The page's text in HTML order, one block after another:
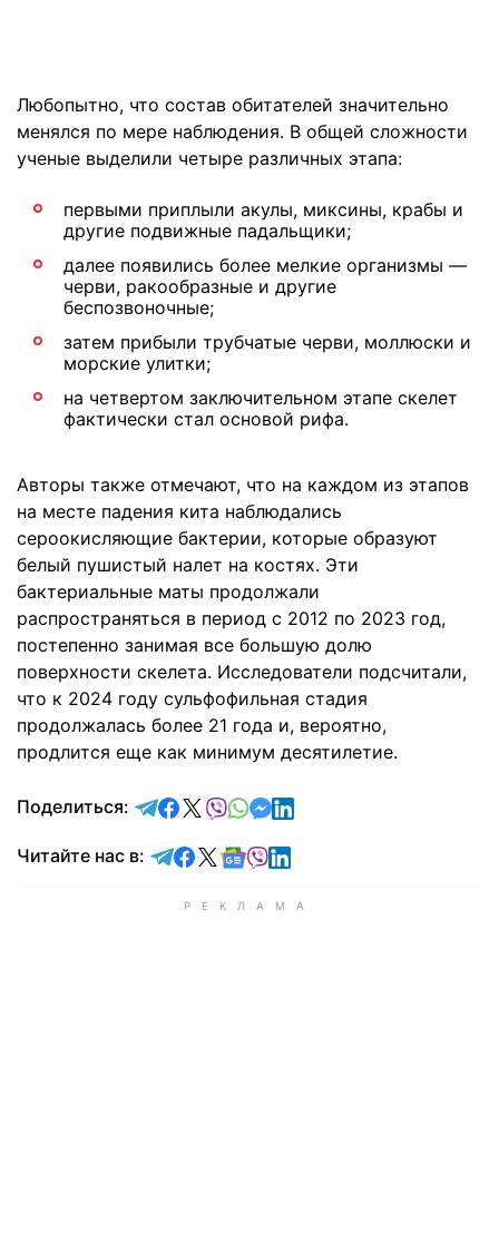
Любопытно, что состав обитателей значительно
менялся по мере наблюдения. В общей сложности
ученые выделили четыре различных этапа:
первыми приплыли акулы, миксины, крабы и
другие подвижные падальщики;
далее появились более мелкие организмы —
черви, ракообразные и другие
беспозвоночные;
затем прибыли трубчатые черви, моллюски и
морские улитки;
на четвертом заключительном этапе скелет
фактически стал основой рифа.
Авторы также отмечают, что на каждом из этапов
на месте падения кита наблюдались
сероокисляющие бактерии, которые образуют
белый пушистый налет на костях. Эти
бактериальные маты продолжали
распространяться в период с 2012 по 2023 год,
постепенно занимая все большую долю
поверхности скелета. Исследователи подсчитали,
что к 2024 году сульфофильная стадия
продолжалась более 21 года и, вероятно,
продлится еще как минимум десятилетие.
Поделиться: отправить в Telegram
поделиться в Facebook
поделиться в X
отправить в Viber
отправить в Whatsapp
отправить в Messenger
отправить в LinkedIn
Читайте нас в: Читайте в Telegram
Читайте в Facebook
Читайте в X
Читайте в Google news
Читайте в Viber
Читайте в LinkedIn